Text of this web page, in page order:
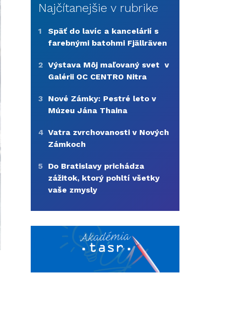
Najčítanejšie v rubrike
1
Späť do lavíc a kancelárií s
farebnými batohmi Fjällräven
2 Výstava Môj maľovaný svet v
Galérii OC CENTRO Nitra
3
Nové Zámky: Pestré leto v
Múzeu Jána Thaina
4 Vatra zvrchovanosti v Nových
Zámkoch
5
Do Bratislavy prichádza
zážitok, ktorý pohltí všetky
vaše zmysly